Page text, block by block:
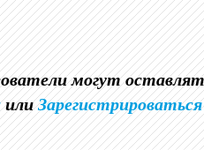
могут
илиЗарегистрироваться